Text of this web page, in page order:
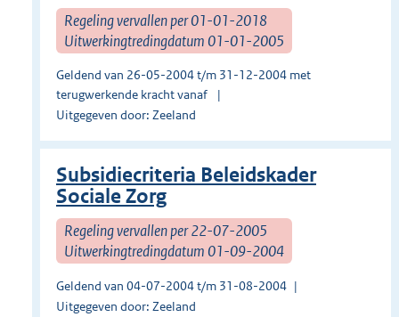
Regeling vervallen per 01-01-2018
Uitwerkingtredingdatum 01-01-2005
Geldend van 26-05-2004 t/m 31-12-2004 met
terugwerkende kracht vanaf
Uitgegeven door: Zeeland
Subsidiecriteria Beleidskader
Sociale Zorg
Regeling vervallen per 22-07-2005
Uitwerkingtredingdatum 01-09-2004
Geldend van 04-07-2004 t/m 31-08-2004
Uitgegeven door: Zeeland